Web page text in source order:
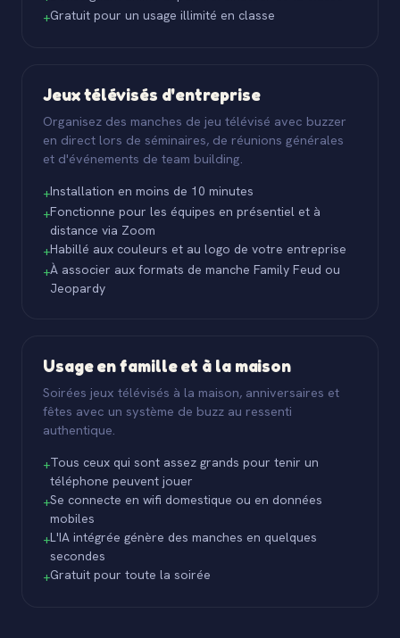
+Gratuit pour un usage illimité en classe
Jeux télévisés d'entreprise
Organisez des manches de jeu télévisé avec buzzer
en direct lors de séminaires, de réunions générales
et d'événements de team building.
+Installation en moins de 10 minutes
+Fonctionne pour les équipes en présentiel et à
distance via Zoom
+Habillé aux couleurs et au logo de votre entreprise
+À associer aux formats de manche Family Feud ou
Jeopardy
Usage en famille et à la maison
Soirées jeux télévisés à la maison, anniversaires et
fêtes avec un système de buzz au ressenti
authentique.
+Tous ceux qui sont assez grands pour tenir un
téléphone peuvent jouer
+Se connecte en wifi domestique ou en données
mobiles
+L'IA intégrée génère des manches en quelques
secondes
+Gratuit pour toute la soirée